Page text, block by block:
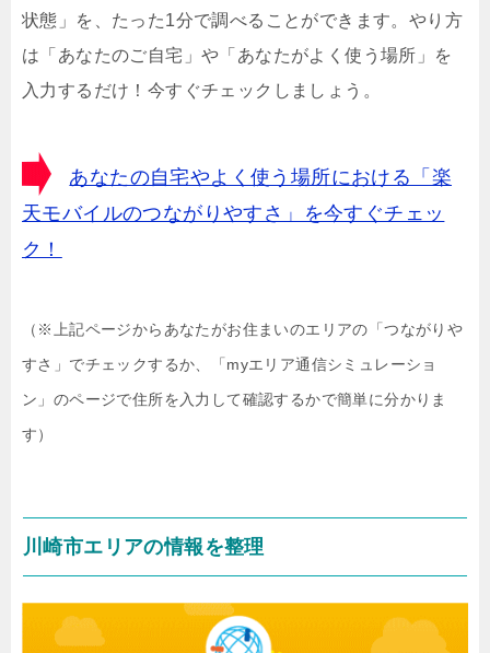
状態」を、たった1分で調べることができます。やり方
は「あなたのご自宅」や「あなたがよく使う場所」を
入力するだけ！今すぐチェックしましょう。
あなたの自宅やよく使う場所における「楽
天モバイルのつながりやすさ」を今すぐチェッ
ク！
（※上記ページからあなたがお住まいのエリアの「つながりや
すさ」でチェックするか、「myエリア通信シミュレーショ
ン」のページで住所を入力して確認するかで簡単に分かりま
す）
川崎市エリアの情報を整理